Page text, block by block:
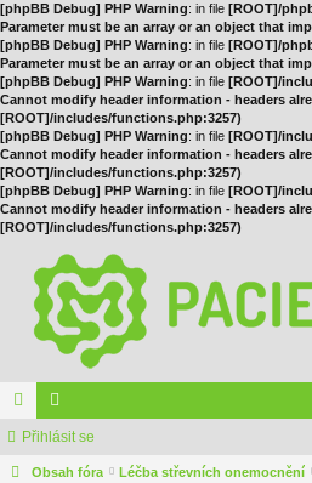
[phpBB Debug] PHP Warning: in file [ROOT]/
Parameter must be an array or an object that
[phpBB Debug] PHP Warning: in file [ROOT]/
Parameter must be an array or an object that
[phpBB Debug] PHP Warning: in file [ROOT]/
Cannot modify header information - headers
[ROOT]/includes/functions.php:3257)
[phpBB Debug] PHP Warning: in file [ROOT]/
Cannot modify header information - headers
[ROOT]/includes/functions.php:3257)
[phpBB Debug] PHP Warning: in file [ROOT]/
Cannot modify header information - headers
[ROOT]/includes/functions.php:3257)
ór
a
le
no
Přihlásit se
Obsah fóra Léčba střevních onemocnění